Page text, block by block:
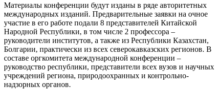
Материалы конференции будут изданы в ряде авторитетных
международных изданий. Предварительные заявки на очное
участие в его работе подали 8 представителей Китайской
Народной Республики, в том числе 2 профессора –
руководители институтов, а также из Республики Казахстан,
Болгарии, практически из всех северокавказских регионов. В
составе оргкомитета международной конференции –
руководство республики, представители всех вузов и научных
учреждений региона, природоохранных и контрольно-
надзорных органов.